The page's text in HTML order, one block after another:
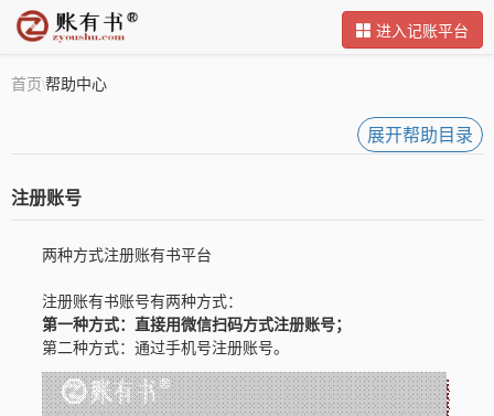
进入记账平台
首页\帮助中心
展开帮助目录
注册账号
两种方式注册账有书平台
注册账有书账号有两种方式：
第一种方式：直接用微信扫码方式注册账号；
第二种方式：通过手机号注册账号。